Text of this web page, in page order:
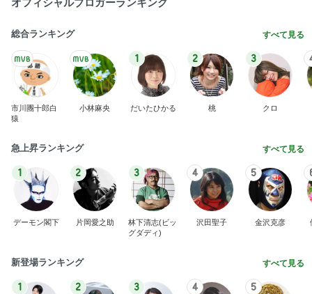
オフィシャルブロガーランキング
総合ランキング すべて見る
市川團十郎白
猿
小林麻央
1
だいたひかる
2
桃
3
クロ
急上昇ランキング すべて見る
1
デーモン閣下
2
片岡愛之助
3
林下清志(ビッ
グダディ)
4
沢田聖子
5
金沢克彦
新登場ランキング すべて見る
1 2 3 4 5